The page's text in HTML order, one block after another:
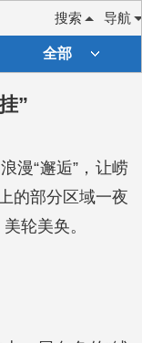
导航
搜索
全部
”
漫“邂逅”，让崂
的部分区域一夜
轮美奂。